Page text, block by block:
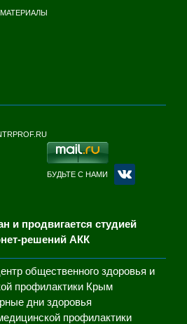
БУДЬТЕ С НАМИ
и продвигается студией
решений АКК
общественного здоровья и
профилактики Крым
дни здоровья
профилактики